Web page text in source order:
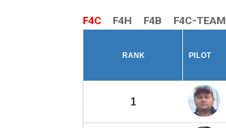
F4C F4H F4B F4C-TEAM
RANK PILOT
1